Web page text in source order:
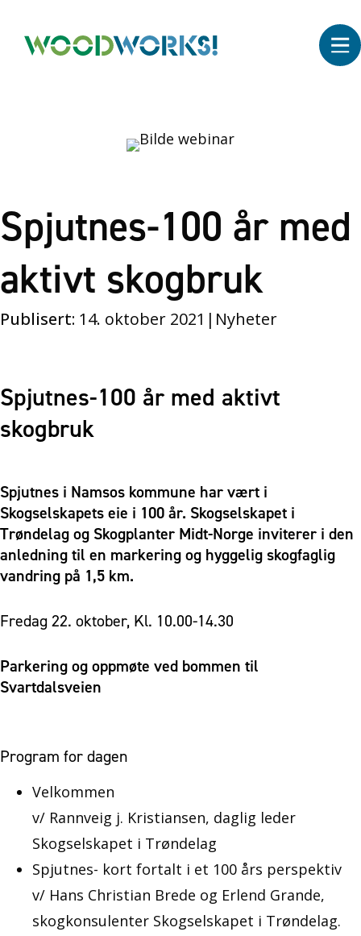
Spjutnes-100 år med
aktivt skogbruk
Publisert: 14. oktober 2021 | Nyheter
Spjutnes-100 år med aktivt
skogbruk
Spjutnes i Namsos kommune har vært i
Skogselskapets eie i 100 år. Skogselskapet i
Trøndelag og Skogplanter Midt-Norge inviterer i den
anledning til en markering og hyggelig skogfaglig
vandring på 1,5 km.
Fredag 22. oktober, Kl. 10.00-14.30
Parkering og oppmøte ved bommen til
Svartdalsveien
Program for dagen
Velkommen
v/ Rannveig j. Kristiansen, daglig leder
Skogselskapet i Trøndelag
Spjutnes- kort fortalt i et 100 års perspektiv
v/ Hans Christian Brede og Erlend Grande,
skogkonsulenter Skogselskapet i Trøndelag.